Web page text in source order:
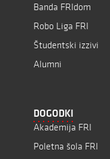
Banda FRIdom
Robo Liga FRI
Študentski izzivi
Alumni
DOGODKI
Akademija FRI
Poletna šola FRI